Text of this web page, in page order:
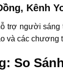
Kênh
trợ người
và các chương
So